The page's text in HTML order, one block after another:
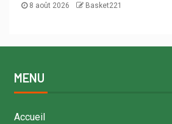
8 août 2026 Basket221
MENU
Accueil